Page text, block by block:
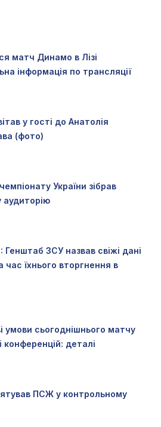
матч Динамо в Лізі
інформація по трансляції
у гості до Анатолія
(фото)
України зібрав
аудиторію
Генштаб ЗСУ назвав свіжі дані
час їхнього вторгнення в
умови сьогоднішнього матчу
деталі
ПСЖ у контрольному